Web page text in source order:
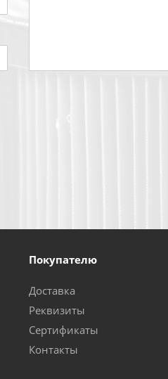
Покупателю
Доставка
Реквизиты
Сертификаты
Контакты